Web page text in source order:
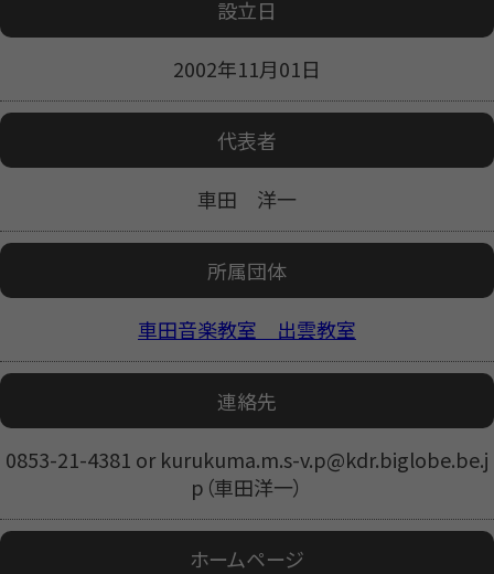
設立日
2002年11月01日
代表者
車田 洋一
所属団体
車田音楽教室 出雲教室
連絡先
0853-21-4381 or kurukuma.m.s-v.p@kdr.biglobe.be.j
p（車田洋一）
ホームページ